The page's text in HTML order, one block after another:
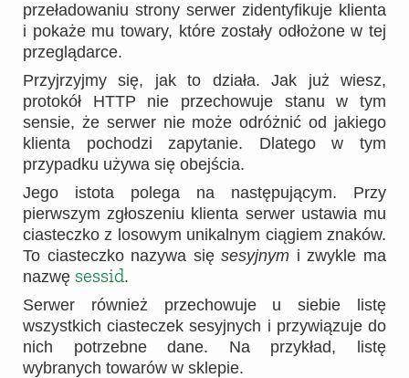
przeładowaniu strony serwer zidentyfikuje klienta
i pokaże mu towary, które zostały odłożone w tej
przeglądarce.
Przyjrzyjmy się, jak to działa. Jak już wiesz,
protokół HTTP nie przechowuje stanu w tym
sensie, że serwer nie może odróżnić od jakiego
klienta pochodzi zapytanie. Dlatego w tym
przypadku używa się obejścia.
Jego istota polega na następującym. Przy
pierwszym zgłoszeniu klienta serwer ustawia mu
ciasteczko z losowym unikalnym ciągiem znaków.
To ciasteczko nazywa sięsesyjnym i zwykle ma
nazwę sessid.
Serwer również przechowuje u siebie listę
wszystkich ciasteczek sesyjnych i przywiązuje do
nich potrzebne dane. Na przykład, listę
wybranych towarów w sklepie.